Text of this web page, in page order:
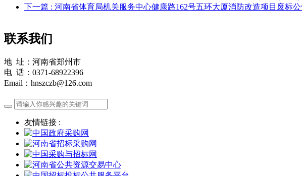
下一篇 : 河南省体育局机关服务中心健康路162号五环大厦消防改造项目废标
联系我们
地 址：河南省郑州市
电 话：0371-68922396
Email：hnszczb@126.com
友情链接 :